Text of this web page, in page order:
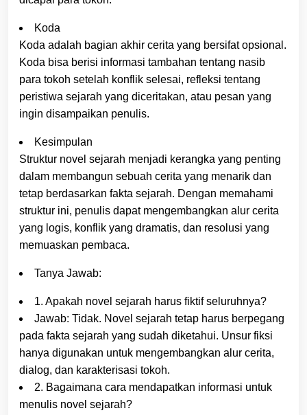
Koda
Koda adalah bagian akhir cerita yang bersifat opsional.
Koda bisa berisi informasi tambahan tentang nasib
para tokoh setelah konflik selesai, refleksi tentang
peristiwa sejarah yang diceritakan, atau pesan yang
ingin disampaikan penulis.
Kesimpulan
Struktur novel sejarah menjadi kerangka yang penting
dalam membangun sebuah cerita yang menarik dan
tetap berdasarkan fakta sejarah. Dengan memahami
struktur ini, penulis dapat mengembangkan alur cerita
yang logis, konflik yang dramatis, dan resolusi yang
memuaskan pembaca.
Tanya Jawab:
1. Apakah novel sejarah harus fiktif seluruhnya?
Jawab: Tidak. Novel sejarah tetap harus berpegang
pada fakta sejarah yang sudah diketahui. Unsur fiksi
hanya digunakan untuk mengembangkan alur cerita,
dialog, dan karakterisasi tokoh.
2. Bagaimana cara mendapatkan informasi untuk
menulis novel sejarah?